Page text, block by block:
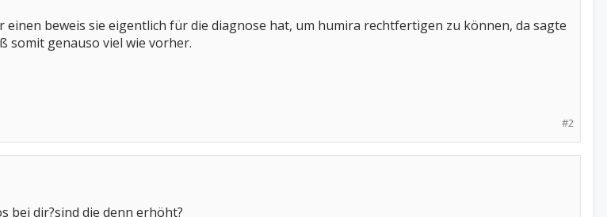
beweis sie eigentlich für die diagnose hat, um humira rechtfertigen zu können, da sagte
somit genauso viel wie vorher.
#2
bei dir?sind die denn erhöht?